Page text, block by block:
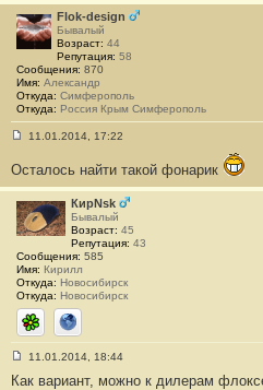
н
и
е
#
3
0
Flok-design
Бывалый
Возраст: 44
Репутация: 58
Сообщения: 870
Имя: Александр
Откуда: Симферополь
Откуда: Россия Крым Симферополь
о
б
е
н
и
#
1
3
1
11.01.2014, 17:22
Осталось найти такой фонарик
КирNsk
Бывалый
Возраст: 45
Репутация: 43
Сообщения: 585
Имя: Кирилл
Откуда: Новосибирск
Откуда: Новосибирск
ICQ Сайт
о
11.01.2014, 18:44
Как вариант, можно к дилерам